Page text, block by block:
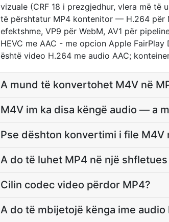
vizuale (CRF 18 i prezgjedhur, vlera më
të përshtatur MP4 kontenitor — H.264 për
efektshme, VP9 për WebM, AV1 për
HEVC me AAC - me opcion Apple
është video H.264 me audio AAC;
A mund të konvertohet M4V në
M4V im ka disa këngë audio — a
Pse dështon konvertimi i file M4V
A do të luhet MP4 në një
Cilin codec video përdor MP4?
A do të mbijetojë kënga ime